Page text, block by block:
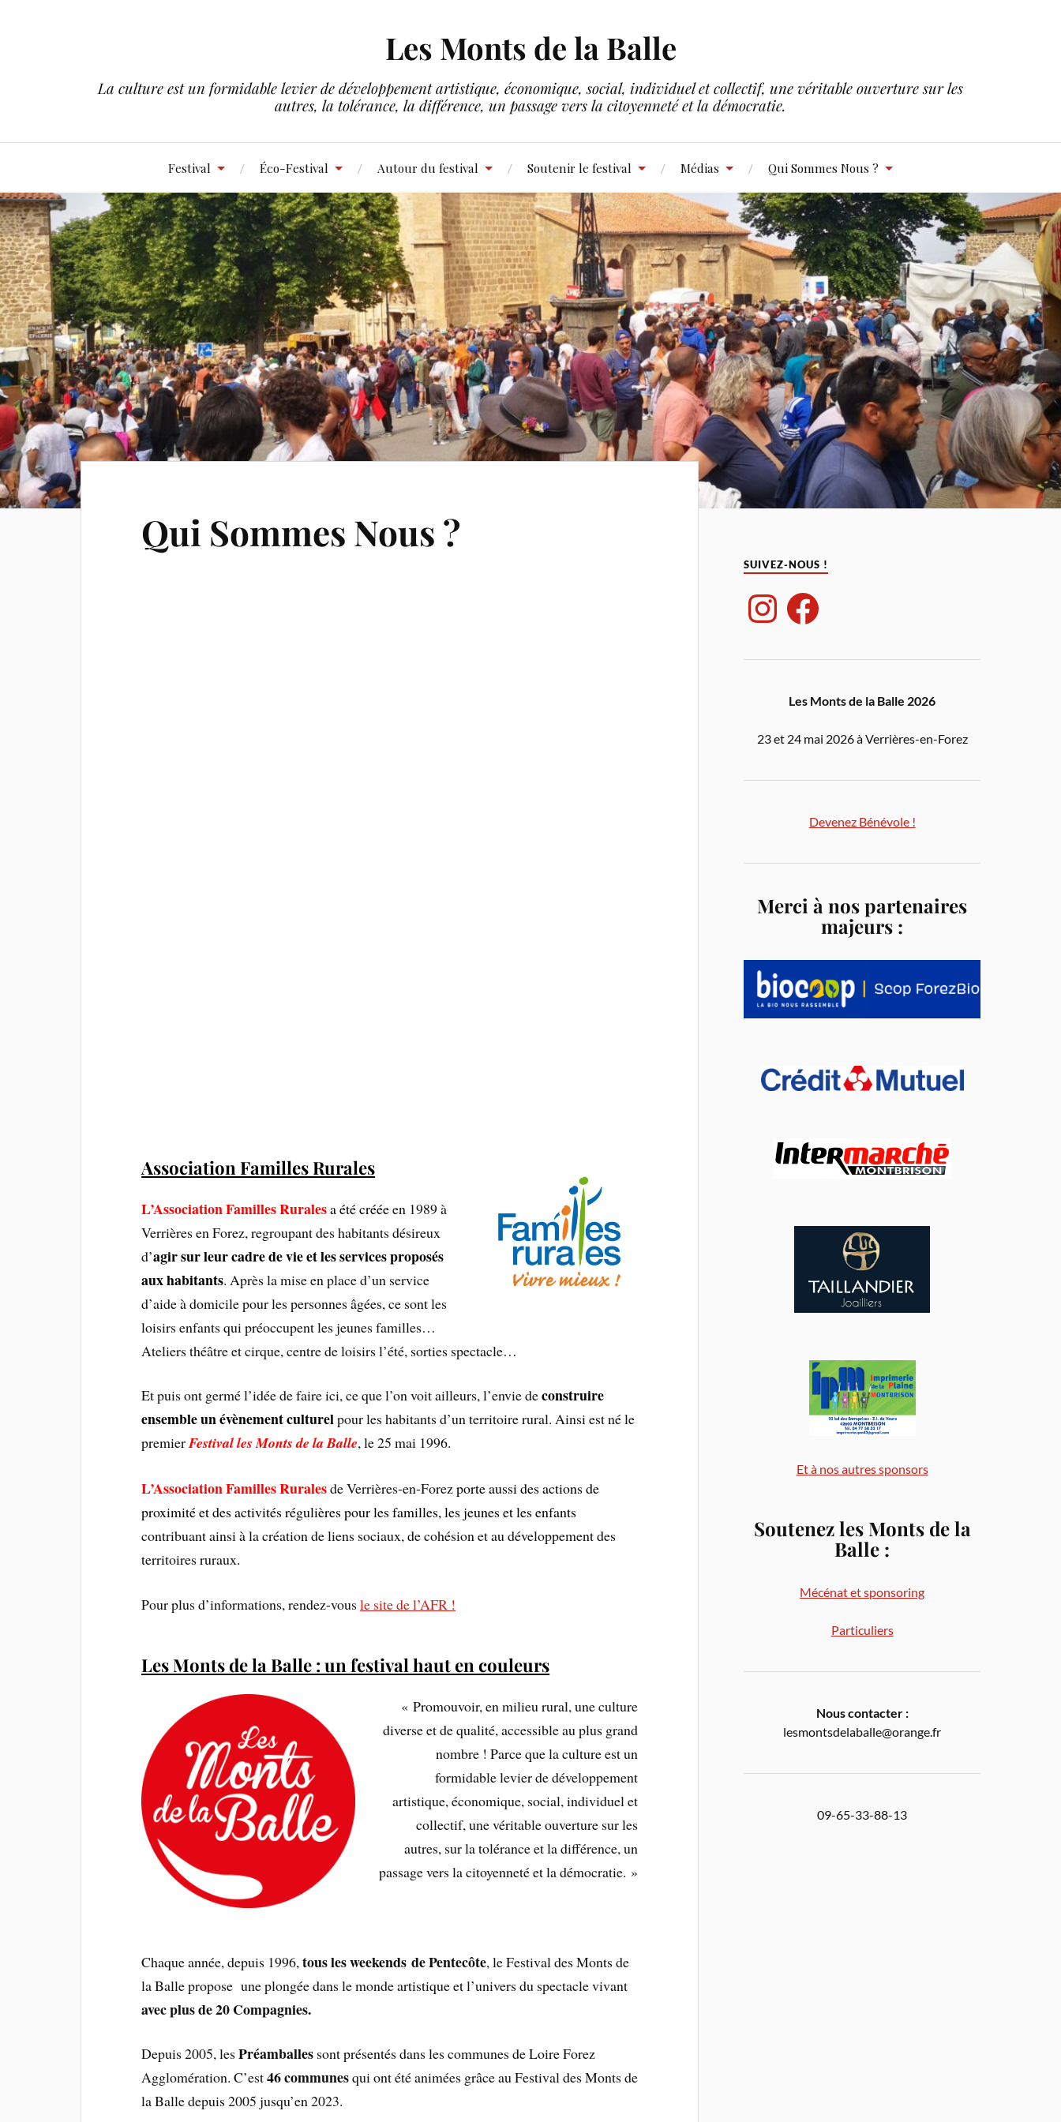
Les Monts de la Balle
La culture est un formidable levier de développement artistique, économique, social, individuel et collectif, une véritable ouverture sur les
autres, la tolérance, la différence, un passage vers la citoyenneté et la démocratie.
Festival Éco-Festival Autour du festival Soutenir le festival Médias Qui Sommes Nous ?
Qui Sommes Nous ?
Association Familles Rurales
L’Association Familles Ruralesa été crééeen 1989 à
Verrières en Forez, regroupant des habitants désireux
d’agir sur leur cadre de vie et les services proposés
aux habitants. Après la mise en place d’un service
d’aide à domicile pour les personnes âgées, ce sont les
loisirs enfants qui préoccupent les jeunes familles…
Ateliers théâtre et cirque, centre de loisirs l’été, sorties spectacle…
Et puis ont germé l’idée de faire ici, ce que l’on voit ailleurs, l’envie deconstruire
ensemble un évènement culturelpour les habitants d’un territoire rural. Ainsi est né le
premierFestival les Monts de la Balle, le 25 mai 1996.
L’Association Familles Ruralesde Verrières-en-Forezporte aussi des actions de
proximité et des activités régulières pour les familles, les jeunes et les enfants
contribuant ainsi à la création de liens sociaux, de cohésion et au développement des
territoires ruraux.
Pour plus d’informations, rendez-vousle site de l’AFR !
Les Monts de la Balle : un festival haut en couleurs
« Promouvoir, en milieu rural, uneculture
diverse et de qualité, accessible au plus grand
nombre ! Parce que la culture est un
formidable levier de développement
artistique, économique, social, individuel et
collectif, une véritable ouverture sur les
autres, sur la tolérance et la différence, un
passage vers la citoyenneté et la démocratie. »
Chaque année, depuis 1996,tousles weekends de Pentecôte, le Festival des Monts de
la Balle propose une plongée dans le monde artistique et l’univers du spectacle vivant
avec plus de 20 Compagnies.
Depuis 2005, lesPréamballes sont présentés dans les communes de Loire Forez
Agglomération. C’est46 communesqui ont été animées grâce au Festival des Monts de
la Balle depuis 2005 jusqu’en 2023.
SUIVEZ-NOUS !
Les Monts de la Balle 2026
23 et 24 mai 2026 à Verrières-en-Forez
Devenez Bénévole !
Merci à nos partenaires
majeurs :
Et à nos autres sponsors
Soutenez les Monts de la
Balle :
Mécénat et sponsoring
Particuliers
Nous contacter :
lesmontsdelaballe@orange.fr
09-65-33-88-13